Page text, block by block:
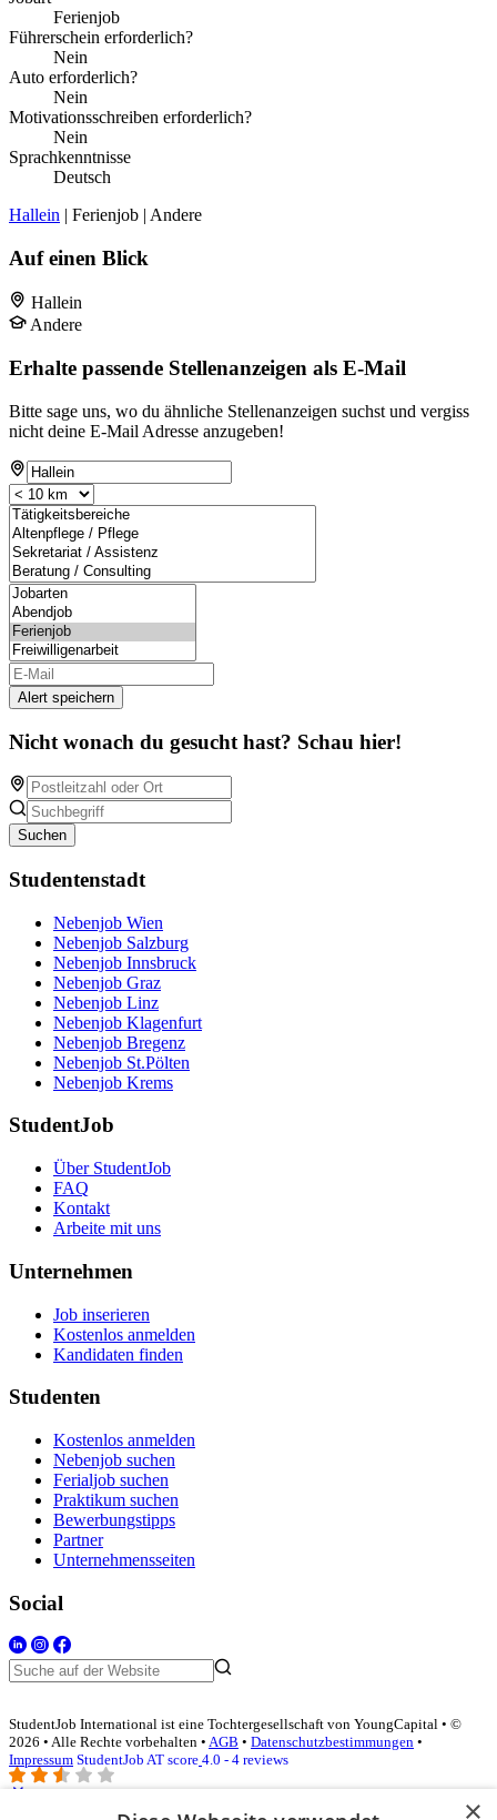
Ferienjob
Führerschein erforderlich?
Nein
Auto erforderlich?
Nein
Motivationsschreiben erforderlich?
Nein
Sprachkenntnisse
Deutsch
Hallein | Ferienjob | Andere
Auf einen Blick
Hallein
Andere
Erhalte passende Stellenanzeigen als E-Mail
Bitte sage uns, wo du ähnliche Stellenanzeigen suchst und vergiss
nicht deine E-Mail Adresse anzugeben!
Alert speichern
Nicht wonach du gesucht hast? Schau hier!
Suchen
Studentenstadt
Nebenjob Wien
Nebenjob Salzburg
Nebenjob Innsbruck
Nebenjob Graz
Nebenjob Linz
Nebenjob Klagenfurt
Nebenjob Bregenz
Nebenjob St.Pölten
Nebenjob Krems
StudentJob
Über StudentJob
FAQ
Kontakt
Arbeite mit uns
Unternehmen
Job inserieren
Kostenlos anmelden
Kandidaten finden
Studenten
Kostenlos anmelden
Nebenjob suchen
Ferialjob suchen
Praktikum suchen
Bewerbungstipps
Partner
Unternehmensseiten
Social
StudentJob International ist eine Tochtergesellschaft von YoungCapital • ©
2026 • Alle Rechte vorbehalten • AGB • Datenschutzbestimmungen •
Impressum StudentJob AT score 4.0 - 4 reviews
×